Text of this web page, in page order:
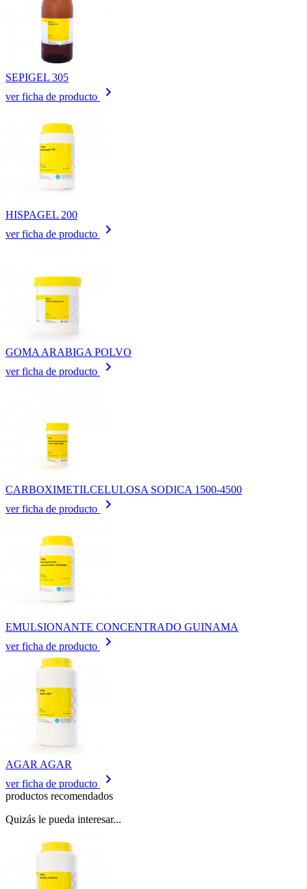
SEPIGEL 305
ver ficha de producto
keyboard_arrow_right
HISPAGEL 200
ver ficha de producto
keyboard_arrow_right
GOMA ARABIGA POLVO
ver ficha de producto
keyboard_arrow_right
CARBOXIMETILCELULOSA SODICA 1500-4500
ver ficha de producto
keyboard_arrow_right
EMULSIONANTE CONCENTRADO GUINAMA
ver ficha de producto
keyboard_arrow_right
AGAR AGAR
ver ficha de producto
keyboard_arrow_right
productos recomendados
Quizás le pueda interesar...